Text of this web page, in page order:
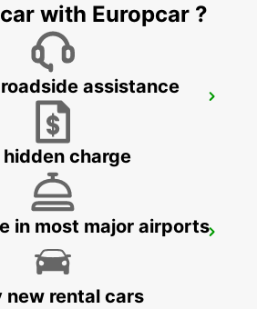
with Europcar ?
assistance
hidden charge
in most major airports
new rental cars